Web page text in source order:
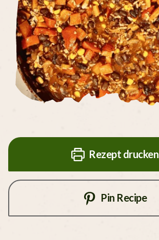
Rezept drucken
Pin Recipe